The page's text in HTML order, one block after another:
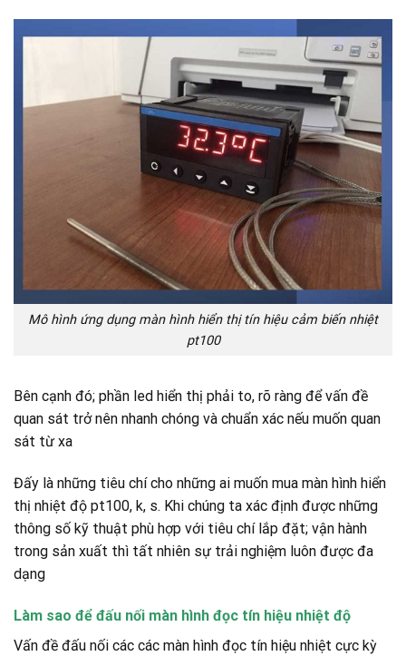
Mô hình ứng dụng màn hình hiển thị tín hiệu cảm biến nhiệt
pt100
Bên cạnh đó; phần led hiển thị phải to, rõ ràng để vấn đề
quan sát trở nên nhanh chóng và chuẩn xác nếu muốn quan
sát từ xa
Đấy là những tiêu chí cho những ai muốn mua màn hình hiển
thị nhiệt độ pt100, k, s. Khi chúng ta xác định được những
thông số kỹ thuật phù hợp với tiêu chí lắp đặt; vận hành
trong sản xuất thì tất nhiên sự trải nghiệm luôn được đa
dạng
Làm sao để đấu nối màn hình đọc tín hiệu nhiệt độ
Vấn đề đấu nối các các màn hình đọc tín hiệu nhiệt cực kỳ